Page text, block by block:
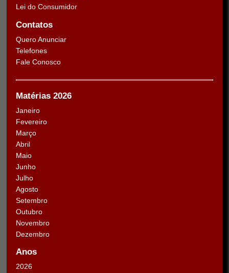
Lei do Consumidor
Contatos
Quero Anunciar
Telefones
Fale Conosco
Matérias 2026
Janeiro
Fevereiro
Março
Abril
Maio
Junho
Julho
Agosto
Setembro
Outubro
Novembro
Dezembro
Anos
2026